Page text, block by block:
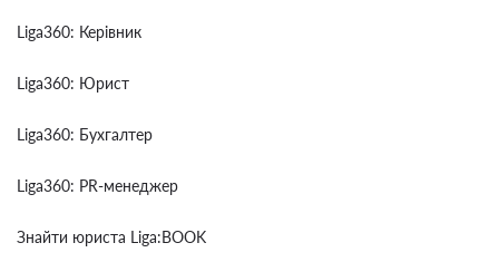
Liga360: Керівник
Liga360: Юрист
Liga360: Бухгалтер
Liga360: PR-менеджер
Знайти юриста Liga:BOOK